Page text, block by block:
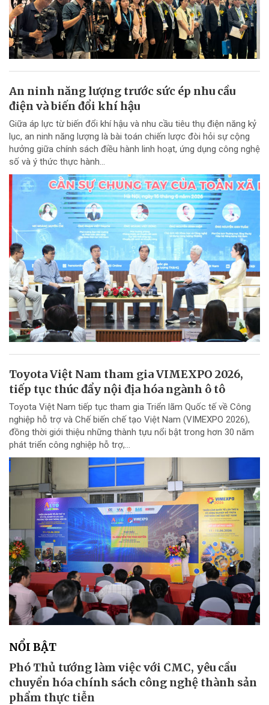
An ninh năng lượng trước sức ép nhu cầu
điện và biến đổi khí hậu
Giữa áp lực từ biến đổi khí hậu và nhu cầu tiêu thụ điện năng kỷ
lục, an ninh năng lượng là bài toán chiến lược đòi hỏi sự cộng
hưởng giữa chính sách điều hành linh hoạt, ứng dụng công nghệ
số và ý thức thực hành...
Toyota Việt Nam tham gia VIMEXPO 2026,
tiếp tục thúc đẩy nội địa hóa ngành ô tô
Toyota Việt Nam tiếp tục tham gia Triển lãm Quốc tế về Công
nghiệp hỗ trợ và Chế biến chế tạo Việt Nam (VIMEXPO 2026),
đồng thời giới thiệu những thành tựu nổi bật trong hơn 30 năm
phát triển công nghiệp hỗ trợ,...
NỔI BẬT
Phó Thủ tướng làm việc với CMC, yêu cầu
chuyển hóa chính sách công nghệ thành sản
phẩm thực tiễn